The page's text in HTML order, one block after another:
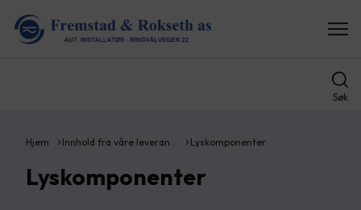
Søk
Hjem Innhold fra våre leveran… Lyskomponenter
Lyskomponenter